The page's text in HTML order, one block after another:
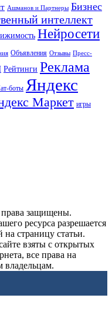
Ашманов и Партнеры Бизнес
интеллект
Нейросети
Объявления Отзывы Пресс-
Рейтинги Реклама
боты Яндекс
Маркет игры
защищены.
ресурса разрешается
на страницу статьи.
взяты с открытых
все права на
владельцам.